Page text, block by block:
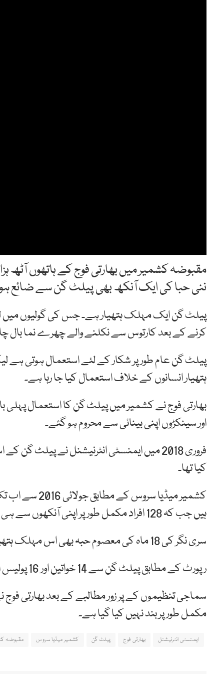
ننی حبا کی ایک آنکھ بھی پیلٹ گن سے ضائع
پیلٹ گن ایک مہلک ہتھیار ہے۔ جس کی گولیوں میں
کرنے کے بعد کارتوس سے نکلنے والے چھرے نما بال
پیلٹ گن عام طورپر شکار کے لئے استعمال ہوتی ہے
ہتھیار انسانوں کے خلاف استعمال کیا جا رہا ہے۔
اور سینکڑوں اپنی بینائی سے محروم ہو گئے۔
فروری 2018 میں ایمنسٹی انٹرنیشنل نے پیلٹ
کیا تھا۔
کشمیر میڈیا
ہیں جب کہ 128 افراد مکمل طور پر اپنی آنکھوں سے ہی محروم ہو گئے ہیں۔
سری نگر کی 18 ماہ کی معصوم حبہ بھی اس مہلک ہتھیار کا نشانہ بنی۔ جس سے اس کی دائیں آنکھ ضائع ہو گئی۔
رپورٹ کے مطابق پیلٹ گن سے 14 خواتین اور 16 پولیس اہلکار بھی نشانہ بنے۔
سماجی تنظیموں کے پر زور مطالبے کے بعد بھارتی
مکمل طورپر بند نہیں کیا گیا ہے۔
ایمنسٹی انٹرنیشنل بھارتی فوج پیلٹ گن کشمیر میڈیا سروس مقبوضہ